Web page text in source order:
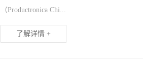
（Productronica Chi...
了解详情 +